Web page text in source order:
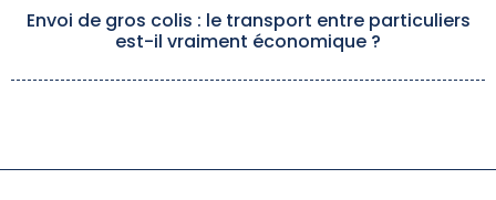
Envoi de gros colis : le transport entre particuliers
est-il vraiment économique ?